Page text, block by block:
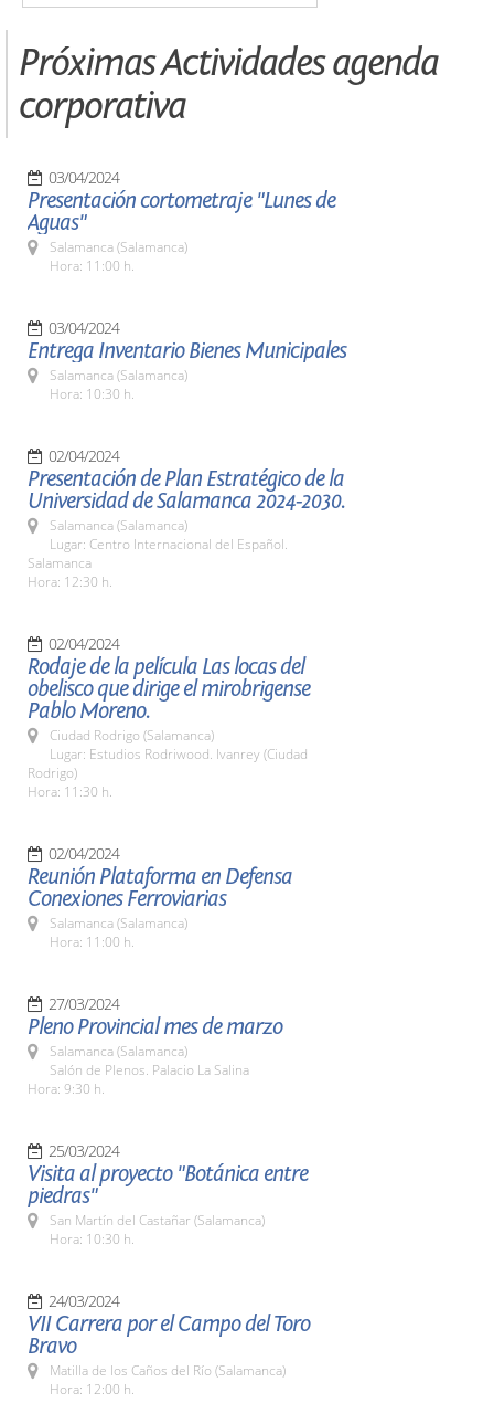
Próximas Actividades agenda
corporativa
03/04/2024
Presentación cortometraje "Lunes de
Aguas"
Salamanca (Salamanca)
Hora: 11:00 h.
03/04/2024
Entrega Inventario Bienes Municipales
Salamanca (Salamanca)
Hora: 10:30 h.
02/04/2024
Presentación de Plan Estratégico de la
Universidad de Salamanca 2024-2030.
Salamanca (Salamanca)
Lugar: Centro Internacional del Español.
Salamanca
Hora: 12:30 h.
02/04/2024
Rodaje de la película Las locas del
obelisco que dirige el mirobrigense
Pablo Moreno.
Ciudad Rodrigo (Salamanca)
Lugar: Estudios Rodriwood. Ivanrey (Ciudad
Rodrigo)
Hora: 11:30 h.
02/04/2024
Reunión Plataforma en Defensa
Conexiones Ferroviarias
Salamanca (Salamanca)
Hora: 11:00 h.
27/03/2024
Pleno Provincial mes de marzo
Salamanca (Salamanca)
Salón de Plenos. Palacio La Salina
Hora: 9:30 h.
25/03/2024
Visita al proyecto "Botánica entre
piedras"
San Martín del Castañar (Salamanca)
Hora: 10:30 h.
24/03/2024
VII Carrera por el Campo del Toro
Bravo
Matilla de los Caños del Río (Salamanca)
Hora: 12:00 h.